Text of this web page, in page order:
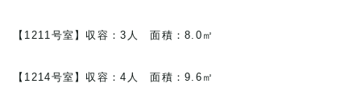
【1211号室】収容：3人 面積：8.0㎡
【1214号室】収容：4人 面積：9.6㎡